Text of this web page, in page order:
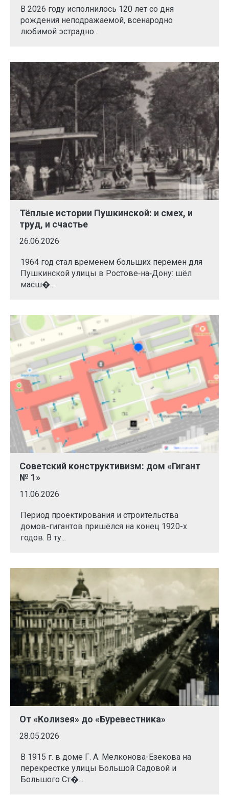
В 2026 году исполнилось 120 лет со дня
рождения неподражаемой, всенародно
любимой эстрадно...
Тёплые истории Пушкинской: и смех, и
труд, и счастье
26.06.2026
1964 год стал временем больших перемен для
Пушкинской улицы в Ростове‑на‑Дону: шёл
масш�...
Советский конструктивизм: дом «Гигант
№ 1»
11.06.2026
Период проектирования и строительства
домов-гигантов пришёлся на конец 1920-х
годов. В ту...
От «Колизея» до «Буревестника»
28.05.2026
В 1915 г. в доме Г. А. Мелконова-Езекова на
перекрестке улицы Большой Садовой и
Большого Ст�...